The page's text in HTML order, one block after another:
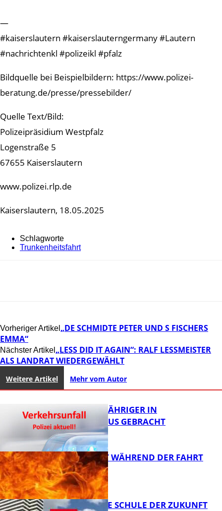
—
#kaiserslautern #kaiserslauterngermany #Lautern
#nachrichtenkl #polizeikl #pfalz
Bildquelle bei Beispielbildern: https://www.polizei-
beratung.de/presse/pressebilder/
Quelle Text/Bild:
Polizeipräsidium Westpfalz
Logenstraße 5
67655 Kaiserslautern
www.polizei.rlp.de
Kaiserslautern, 18.05.2025
Schlagworte
Trunkenheitsfahrt
Vorheriger Artikel „DE SCHMIDTE PETER UND S FISCHERS
EMMA“
Nächster Artikel „LESS DID IT AGAIN“: RALF LESSMEISTER AL
S LANDRAT WIEDERGEWÄHLT
Weitere Artikel Mehr vom Autor
FB News
UNFALL: 58-JÄHRIGER IN
KRANKENHAUS GEBRACHT
AUTO FÄNGT WÄHREND DER FAHRT
FEUER
WIE SIEHT DIE SCHULE DER ZUKUNFT